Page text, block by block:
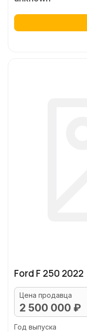
Ford F 250 2022
Цена продавца
2 500 000 ₽
Год выпуска